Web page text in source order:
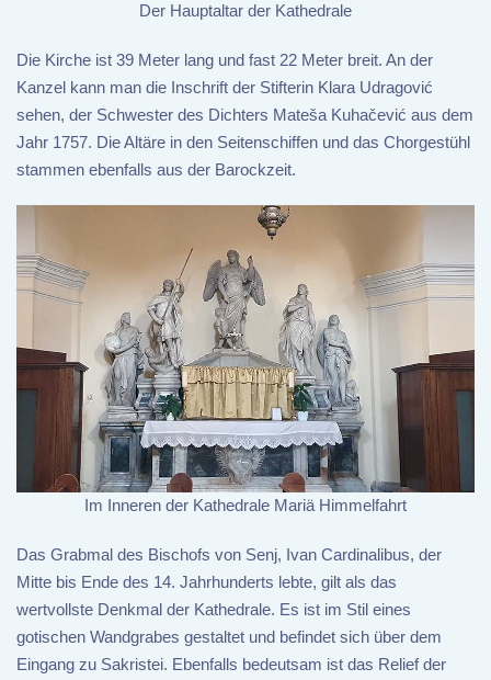
Der Hauptaltar der Kathedrale
Die Kirche ist 39 Meter lang und fast 22 Meter breit. An der
Kanzel kann man die Inschrift der Stifterin Klara Udragović
sehen, der Schwester des Dichters Mateša Kuhačević aus dem
Jahr 1757. Die Altäre in den Seitenschiffen und das Chorgestühl
stammen ebenfalls aus der Barockzeit.
Im Inneren der Kathedrale Mariä Himmelfahrt
Das Grabmal des Bischofs von Senj, Ivan Cardinalibus, der
Mitte bis Ende des 14. Jahrhunderts lebte, gilt als das
wertvollste Denkmal der Kathedrale. Es ist im Stil eines
gotischen Wandgrabes gestaltet und befindet sich über dem
Eingang zu Sakristei. Ebenfalls bedeutsam ist das Relief der